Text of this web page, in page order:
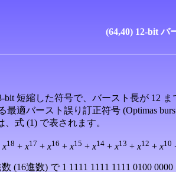
(64,40) 12-bit バ
短縮した符号で、バースト長が 12
適バースト誤り訂正符号 (Optimas
、式 (1) で表されます。
x18 + x17 + x16 + x15 + x14 + x13 + x12 + x10
(16進数) で 1 1111 1111 1111 0100 0000